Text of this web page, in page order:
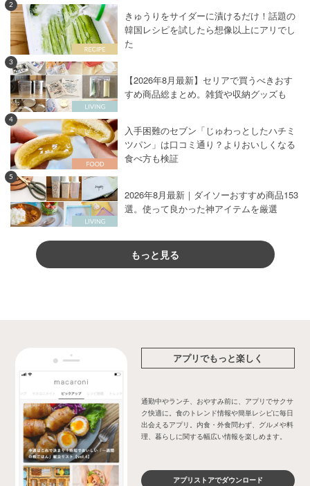
2
きゅうりをサイダーに漬けるだけ！話題の
韓国レシピを試したら想像以上にアリでし
た
3
【2026年8月最新】セリアで買うべきおす
すめ商品総まとめ。雑貨や収納グッズも
4
入手困難のセブン「じゅわっとしたハチミ
ツパン」は口コミ通り？よりおいしくなる
食べ方も検証
5
2026年8月最新｜ダイソーおすすめ商品153
選。使って良かった神アイテムを厳選
もっと見る
アプリでもっと楽しく
通勤中やランチ、おやすみ前に、アプリでサクサ
ク快適に。食のトレンド情報や簡単レシピに毎日
出会えるアプリ。内食・外食問わず、グルメや料
理、暮らしに関する幅広い情報を楽しめます。
アプリストアでダウンロード